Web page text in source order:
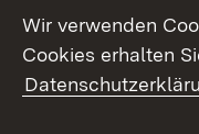
Kontakt
Wir verwenden
Cookies erhalten